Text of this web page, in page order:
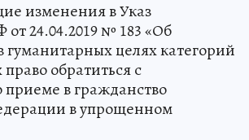
изменения в Указ
24.04.2019 № 183 «Об
гуманитарных целях категорий
обратиться с
приеме в гражданство
в упрощенном